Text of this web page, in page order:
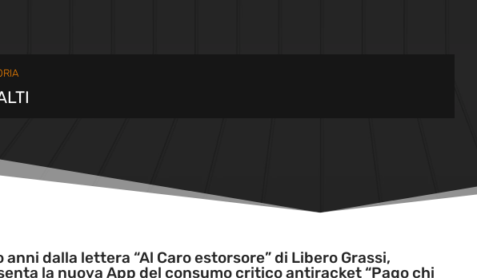
dalla lettera “Al Caro estorsore” di Libero Grassi,
la nuova App del consumo critico antiracket “Pago chi